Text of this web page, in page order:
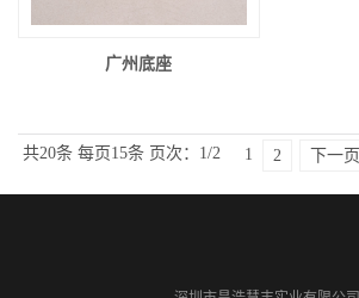
广州底座
共20条 每页15条 页次：1/2 1 2 下一页